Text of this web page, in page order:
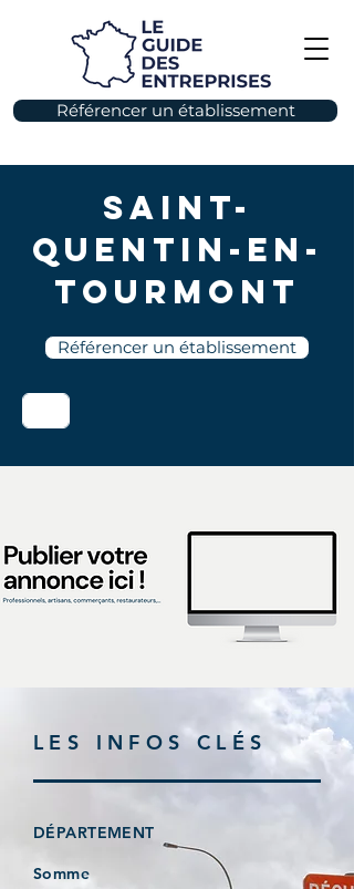
Référencer un établissement
Saint-
Quentin-en-
Tourmont
Référencer un établissement
LES INFOS CLÉS
DÉPARTEMENT
Somme